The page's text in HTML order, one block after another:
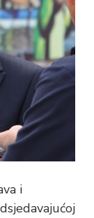
i